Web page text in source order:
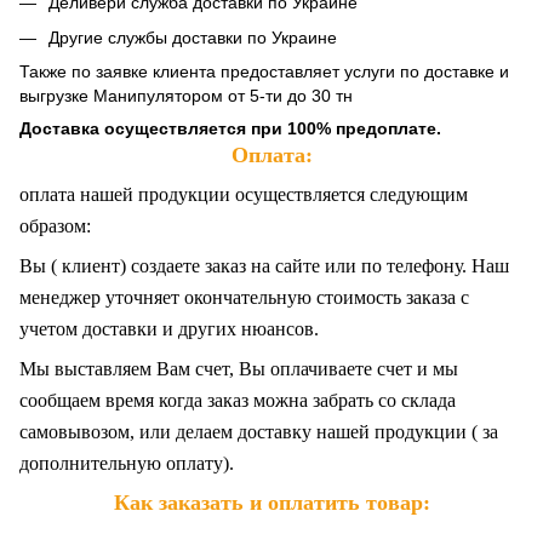
Другие службы доставки по Украине
Также по заявке клиента предоставляет услуги по доставке и
выгрузке Манипулятором от 5-ти до 30 тн
Доставка осуществляется при 100% предоплате.
Оплата:
оплата нашей продукции осуществляется следующим
образом:
Вы ( клиент) создаете заказ на сайте или по телефону. Наш
менеджер уточняет окончательную стоимость заказа с
учетом доставки и других нюансов.
Мы выставляем Вам счет, Вы оплачиваете счет и мы
сообщаем время когда заказ можна забрать со склада
самовывозом, или делаем доставку нашей продукции ( за
дополнительную оплату).
Как заказать и оплатить товар: